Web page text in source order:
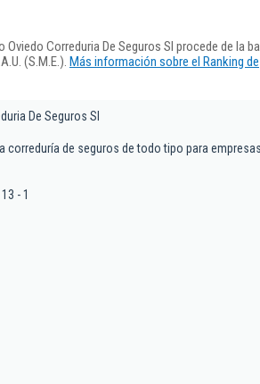
Correduria De Seguros Sl procede de la
(S.M.E.). Más información sobre el Ranking de
De Seguros Sl
correduría de seguros de todo tipo para
- 1